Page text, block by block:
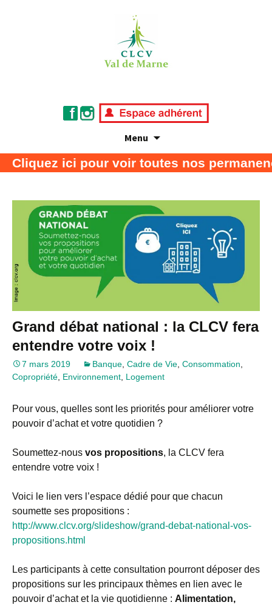
Menu
CLCV Val de Marne
Association de défense des consommateurs
ici pour voir toutes nos permanences
Grand débat national : la CLCV fera
entendre votre voix !
7 mars 2019 Banque, Cadre de Vie, Consommation,
Copropriété, Environnement, Logement
Pour vous, quelles sont les priorités pour améliorer votre
pouvoir d’achat et votre quotidien ?
Soumettez-nous vos propositions, la CLCV fera
entendre votre voix !
Voici le lien vers l’espace dédié pour que chacun
soumette ses propositions :
http://www.clcv.org/slideshow/grand-debat-national-vos-
propositions.html
Les participants à cette consultation pourront déposer des
propositions sur les principaux thèmes en lien avec le
pouvoir d’achat et la vie quotidienne : Alimentation,